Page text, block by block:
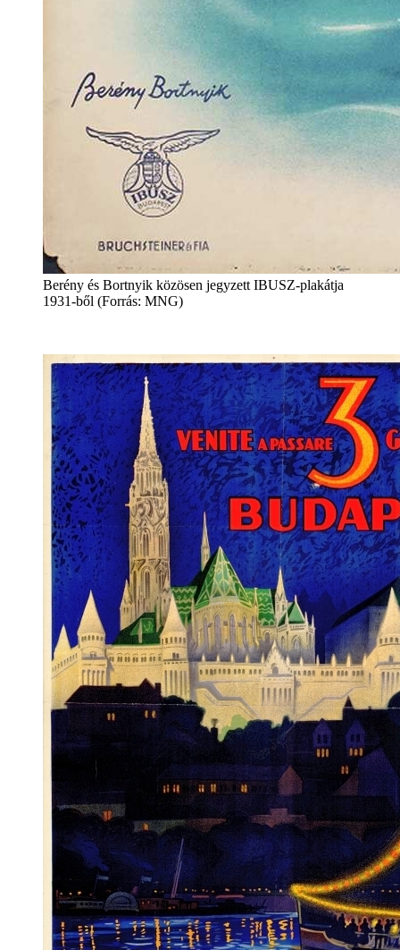
Berény és Bortnyik közösen jegyzett IBUSZ-plakátja
1931-ből (Forrás: MNG)